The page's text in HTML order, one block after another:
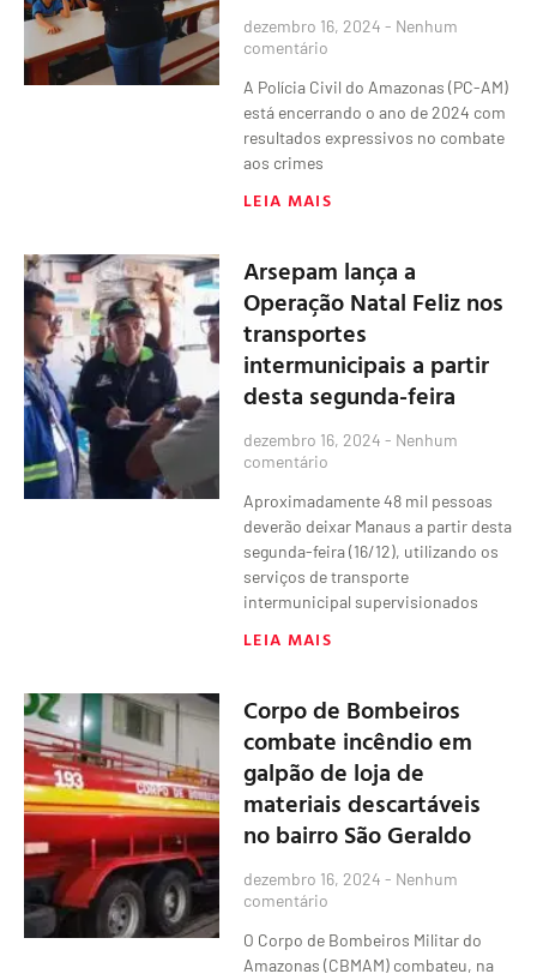
dezembro 16, 2024 Nenhum
comentário
A Polícia Civil do Amazonas (PC-AM)
está encerrando o ano de 2024 com
resultados expressivos no combate
aos crimes
LEIA MAIS
Arsepam lança a
Operação Natal Feliz nos
transportes
intermunicipais a partir
desta segunda-feira
dezembro 16, 2024 Nenhum
comentário
Aproximadamente 48 mil pessoas
deverão deixar Manaus a partir desta
segunda-feira (16/12), utilizando os
serviços de transporte
intermunicipal supervisionados
LEIA MAIS
Corpo de Bombeiros
combate incêndio em
galpão de loja de
materiais descartáveis
no bairro São Geraldo
dezembro 16, 2024 Nenhum
comentário
O Corpo de Bombeiros Militar do
Amazonas (CBMAM) combateu, na